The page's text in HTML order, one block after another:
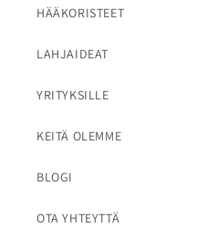
HÄÄKORISTEET
LAHJAIDEAT
YRITYKSILLE
KEITÄ OLEMME
BLOGI
OTA YHTEYTTÄ